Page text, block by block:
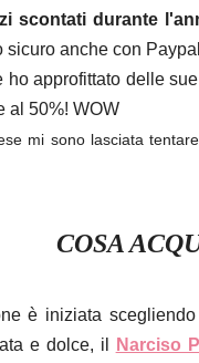
scontati durante
sicuro anche con
ho approfittato delle
al 50%! WOW
mi sono lasciata
COSA
è iniziata
e dolce, il
Narciso